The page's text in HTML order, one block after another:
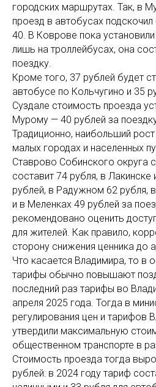
городских маршрутах. Так, в
проезд в автобусах
40. В Коврове пока
лишь на троллейбусах, она
поездку.
Кроме того, 37 рублей будет
автобусе по Кольчугино и 35
Суздале стоимость проезда
Мурому — 40 рублей за
Традиционно, наибольший
малых городах и населенных
Ставрово Собинского округа
составит 74 рубля, в
рублей, в Радужном 62 рубля,
и в Меленках 49 рублей за
рекомендовано оценить
для жителей. Как правило,
сторону снижения ценника до
Что касается Владимира, то в
тарифы обычно повышают
последний раз тарифы во
апреля 2025 года. Тогда в
регулирования цен и тарифов
утвердили максимальную
общественном транспорте в
Стоимость проезда тогда
рублей: в 2024 году тариф